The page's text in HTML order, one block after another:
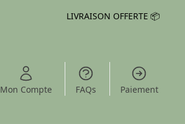
LIVRAISON OFFERTE 📦
Mon Compte FAQs Paiement